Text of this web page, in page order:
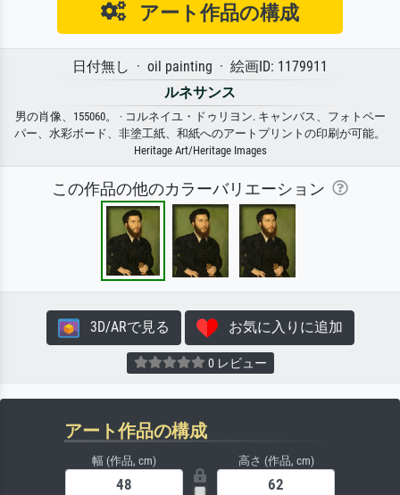
アート作品の構成
日付無し · oil painting · 絵画ID: 1179911
ルネサンス
男の肖像、155060。 · コルネイユ・ドゥリヨン. キャンバス、フォトペー
パー、水彩ボード、非塗工紙、和紙へのアートプリントの印刷が可能。
Heritage Art/Heritage Images
この作品の他のカラーバリエーション
3D/ARで見る お気に入りに追加
0 レビュー
アート作品の構成
幅 (作品, cm) 高さ (作品, cm)